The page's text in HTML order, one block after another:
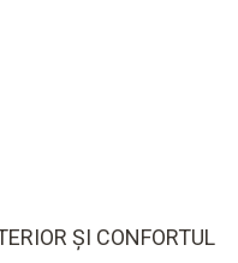
ȘI CONFORTUL